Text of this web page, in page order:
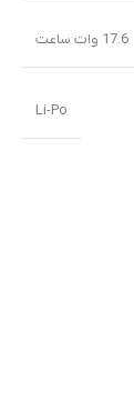
17.6 وات ساعت
Li-Po